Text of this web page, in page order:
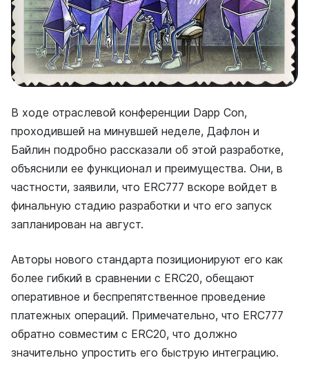
В ходе отраслевой конференции Dapp Con,
проходившей на минувшей неделе, Дафлон и
Байлин подробно рассказали об этой разработке,
объяснили ее функционал и преимущества. Они, в
частности, заявили, что ERC777 вскоре войдет в
финальную стадию разработки и что его запуск
запланирован на август.
Авторы нового стандарта позиционируют его как
более гибкий в сравнении с ERC20, обещают
оперативное и беспрепятственное проведение
платежных операций. Примечательно, что ERC777
обратно совместим с ERC20, что должно
значительно упростить его быструю интеграцию.